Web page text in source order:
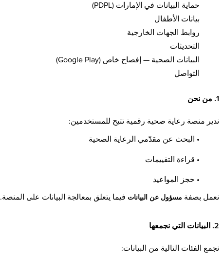
حماية البيانات في الإمارات (PDPL)
بيانات الأطفال
روابط الجهات الخارجية
التحديثات
البيانات الصحية — إفصاح خاص (Google Play)
التواصل
1. من نحن
ندير منصة رعاية صحية رقمية تتيح للمستخدمين:
• البحث عن مقدّمي الرعاية الصحية
• قراءة التقييمات
• حجز المواعيد
نعمل بصفة مسؤول عن البيانات فيما يتعلق بمعالجة البيانات على المنصة.
2. البيانات التي نجمعها
نجمع الفئات التالية من البيانات: